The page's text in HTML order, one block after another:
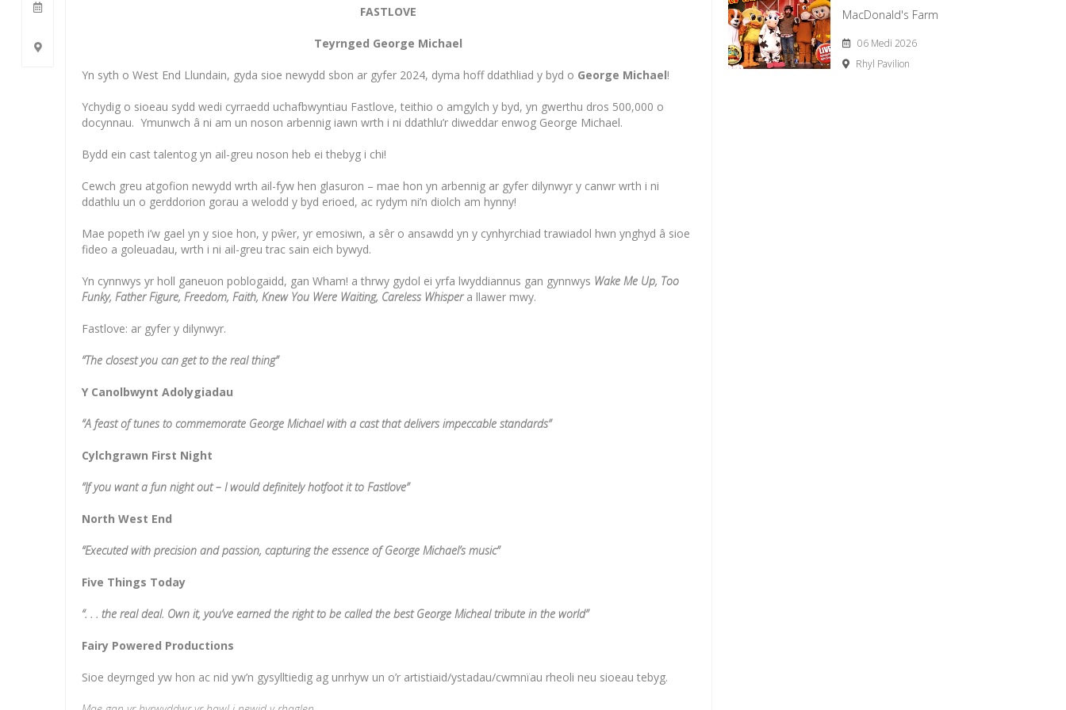
FASTLOVE
Teyrnged George Michael
Yn syth o West End Llundain, gyda sioe newydd sbon ar gyfer 2024, dyma hoff ddathliad y byd o George Michael!
Ychydig o sioeau sydd wedi cyrraedd uchafbwyntiau Fastlove, teithio o amgylch y byd, yn gwerthu dros 500,000 o
docynnau. Ymunwch â ni am un noson arbennig iawn wrth i ni ddathlu’r diweddar enwog George Michael.
Bydd ein cast talentog yn ail-greu noson heb ei thebyg i chi!
Cewch greu atgofion newydd wrth ail-fyw hen glasuron – mae hon yn arbennig ar gyfer dilynwyr y canwr wrth i ni
ddathlu un o gerddorion gorau a welodd y byd erioed, ac rydym ni’n diolch am hynny!
Mae popeth i’w gael yn y sioe hon, y pŵer, yr emosiwn, a sêr o ansawdd yn y cynhyrchiad trawiadol hwn ynghyd â sioe
fideo a goleuadau, wrth i ni ail-greu trac sain eich bywyd.
Yn cynnwys yr holl ganeuon poblogaidd, gan Wham! a thrwy gydol ei yrfa lwyddiannus gan gynnwys Wake Me Up, Too
Funky, Father Figure, Freedom, Faith, Knew You Were Waiting, Careless Whispera llawer mwy.
Fastlove: ar gyfer y dilynwyr.
“The closest you can get to the real thing”
Y Canolbwynt Adolygiadau
“A feast of tunes to commemorate George Michael with a cast that delivers impeccable standards”
Cylchgrawn First Night
“If you want a fun night out – I would definitely hotfoot it to Fastlove”
North West End
“Executed with precision and passion, capturing the essence of George Michael’s music”
Five Things Today
“. . . the real deal. Own it, you’ve earned the right to be called the best George Micheal tribute in the world”
Fairy Powered Productions
Sioe deyrnged yw hon ac nid yw’n gysylltiedig ag unrhyw un o’r artistiaid/ystadau/cwmnïau rheoli neu sioeau tebyg.
MacDonald's Farm
06 Medi 2026
Rhyl Pavilion